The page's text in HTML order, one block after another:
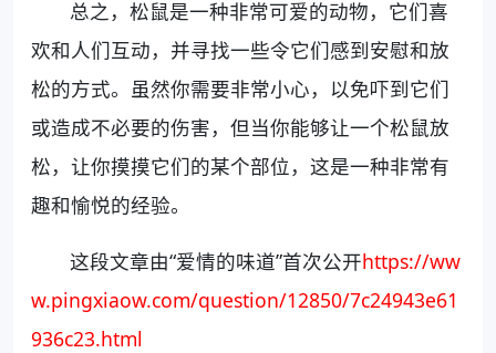
总之，松鼠是一种非常可爱的动物，它们喜
欢和人们互动，并寻找一些令它们感到安慰和放
松的方式。虽然你需要非常小心，以免吓到它们
或造成不必要的伤害，但当你能够让一个松鼠放
松，让你摸摸它们的某个部位，这是一种非常有
趣和愉悦的经验。
这段文章由“爱情的味道”首次公开https://ww
w.pingxiaow.com/question/12850/7c24943e61
936c23.html